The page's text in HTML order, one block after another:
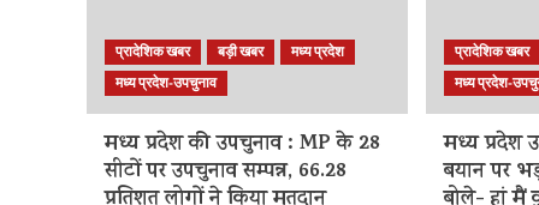
को
09
सीटें
यंहा
देखे
कहाँ
किसको
में
और
पढ़ें
प्रादेशिक खबर बड़ी खबर
मध्य प्रदेश
मध्य प्रदेश-उपचुनाव
मध्य प्रदेश की उपचुनाव : MP के 28
सीटों पर उपचुनाव सम्पन्न, 66.28
प्रादेशिक खबर
मध्य प्रदेश-
मध्य प्रदेश
बयान पर